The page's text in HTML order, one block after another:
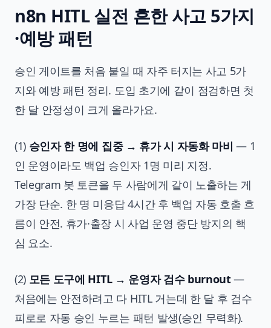
n8n HITL 실전 흔한 사고 5가지
·예방 패턴
승인 게이트를 처음 붙일 때 자주 터지는 사고 5가
지와 예방 패턴 정리. 도입 초기에 같이 점검하면 첫
한 달 안정성이 크게 올라가요.
(1) 승인자 한 명에 집중 → 휴가 시 자동화 마비 — 1
인 운영이라도 백업 승인자 1명 미리 지정.
Telegram 봇 토큰을 두 사람에게 같이 노출하는 게
가장 단순. 한 명 미응답 4시간 후 백업 자동 호출 흐
름이 안전. 휴가·출장 시 사업 운영 중단 방지의 핵
심 요소.
(2) 모든 도구에 HITL → 운영자 검수 burnout—
처음에는 안전하려고 다 HITL 거는데 한 달 후 검수
피로로 자동 승인 누르는 패턴 발생(승인 무력화).